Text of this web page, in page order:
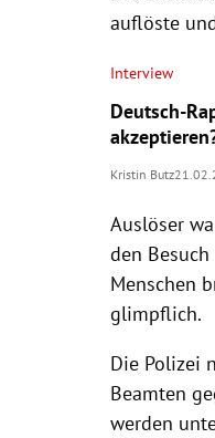
auflöste
Interview
Deutsch-
Kristin Butz
Auslöser
den
Menschen
glimpflich.
Die Polizei
Beamten
werden